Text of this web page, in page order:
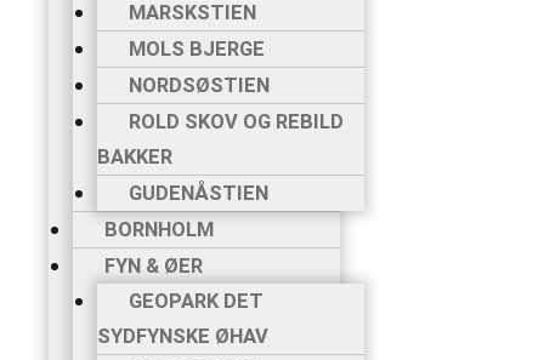
MARSKSTIEN
MOLS BJERGE
NORDSØSTIEN
ROLD SKOV OG REBILD
BAKKER
GUDENÅSTIEN
BORNHOLM
FYN & ØER
GEOPARK DET
SYDFYNSKE ØHAV